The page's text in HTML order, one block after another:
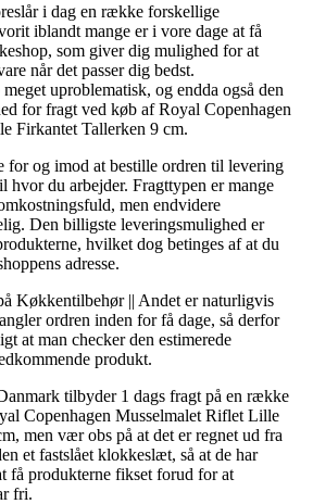
i dag en række forskellige
iblandt mange er i vore dage at få
som giver dig mulighed for at
når det passer dig bedst.
uproblematisk, og endda også den
for fragt ved køb af Royal Copenhagen
Firkantet Tallerken 9 cm.
for og imod at bestille ordren til levering
hvor du arbejder. Fragttypen er mange
men endvidere
Den billigste leveringsmulighed er
hvilket dog betinges af at du
adresse.
Køkkentilbehør || Andet er naturligvis
ordren inden for få dage, så derfor
at man checker den estimerede
produkt.
tilbyder 1 dags fragt på en række
Copenhagen Musselmalet Riflet Lille
men vær obs på at det er regnet ud fra
et fastslået klokkeslæt, så at de har
få produkterne fikset forud for at
fri.